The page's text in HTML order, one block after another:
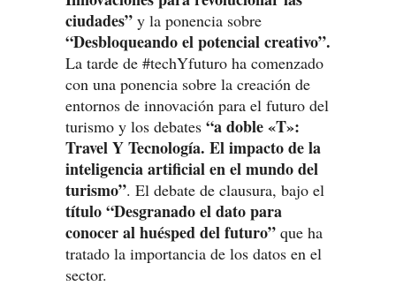
ciudades” y la ponencia sobre
“Desbloqueando el potencial creativo”.
La tarde de #techYfuturo ha comenzado
con una ponencia sobre la creación de
entornos de innovación para el futuro del
turismo y los debates “a doble «T»:
Travel Y Tecnología. El impacto de la
inteligencia artificial en el mundo del
turismo”. El debate de clausura, bajo el
título “Desgranado el dato para
conocer al huésped del futuro” que ha
tratado la importancia de los datos en el
sector.